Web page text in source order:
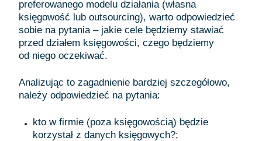
preferowanego modelu działania (własna
księgowość lub outsourcing), warto odpowiedzieć
sobie na pytania – jakie cele będziemy stawiać
przed działem księgowości, czego będziemy
od niego oczekiwać.
Analizując to zagadnienie bardziej szczegółowo,
należy odpowiedzieć na pytania:
kto w firmie (poza księgowością) będzie
korzystał z danych księgowych?;